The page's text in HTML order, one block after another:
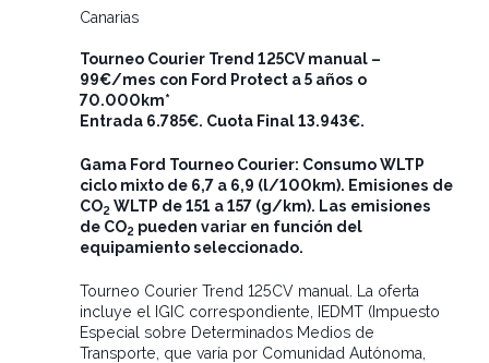
Canarias
Tourneo Courier Trend 125CV manual –
99€/mes con Ford Protect a 5 años o
70.000km*
Entrada 6.785€. Cuota Final 13.943€.
Gama Ford Tourneo Courier: Consumo WLTP
ciclo mixto de 6,7 a 6,9 (l/100km). Emisiones de
CO2 WLTP de 151 a 157 (g/km). Las emisiones
de CO2 pueden variar en función del
equipamiento seleccionado.
Tourneo Courier Trend 125CV manual. La oferta
incluye el IGIC correspondiente, IEDMT (Impuesto
Especial sobre Determinados Medios de
Transporte, que varía por Comunidad Autónoma,